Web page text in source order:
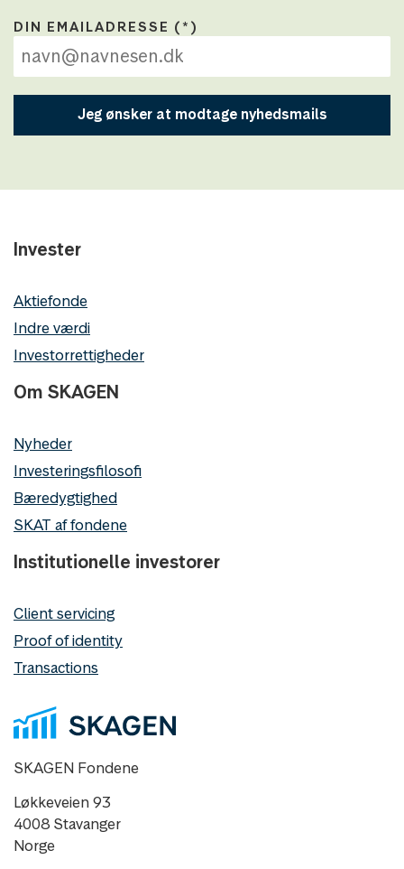
DIN EMAILADRESSE
Jeg ønsker at modtage nyhedsmails
Invester
Aktiefonde
Indre værdi
Investorrettigheder
Om SKAGEN
Nyheder
Investeringsfilosofi
Bæredygtighed
SKAT af fondene
Institutionelle investorer
Client servicing
Proof of identity
Transactions
SKAGEN Fondene
Løkkeveien 93
4008 Stavanger
Norge